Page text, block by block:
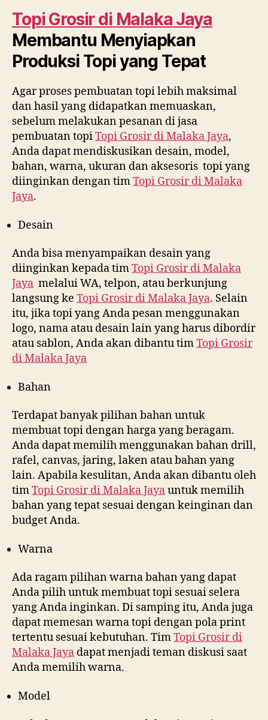
Topi Grosir di Malaka Jaya
Membantu Menyiapkan
Produksi Topi yang Tepat
Agar proses pembuatan topi lebih maksimal
dan hasil yang didapatkan memuaskan,
sebelum melakukan pesanan di jasa
pembuatan topiTopi Grosir diMalaka Jaya,
Anda dapat mendiskusikan desain, model,
bahan, warna, ukuran dan aksesoris topi yang
diinginkan dengan timTopi Grosir diMalaka
Jaya.
Desain
Anda bisa menyampaikan desain yang
diinginkan kepada timTopi Grosir diMalaka
Jaya melalui WA, telpon, atau berkunjung
langsung ke Topi Grosir diMalaka Jaya. Selain
itu, jika topi yang Anda pesan menggunakan
logo, nama atau desain lain yang harus dibordir
atau sablon, Anda akan dibantu timTopi Grosir
diMalaka Jaya
Bahan
Terdapat banyak pilihan bahan untuk
membuat topi dengan harga yang beragam.
Anda dapat memilih menggunakan bahan drill,
rafel, canvas, jaring, laken atau bahan yang
lain. Apabila kesulitan, Anda akan dibantu oleh
timTopi Grosir diMalaka Jayauntuk memilih
bahan yang tepat sesuai dengan keinginan dan
budget Anda.
Warna
Ada ragam pilihan warna bahan yang dapat
Anda pilih untuk membuat topi sesuai selera
yang Anda inginkan. Di samping itu, Anda juga
dapat memesan warna topi dengan pola print
tertentu sesuai kebutuhan. TimTopi Grosir di
Malaka Jaya dapat menjadi teman diskusi saat
Anda memilih warna.
Model